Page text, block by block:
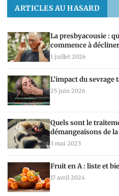
ARTICLES AU HASARD
La presbyacousie :
commence à décliner
1 juillet 2026
L’impact du sevrage
25 juin 2026
Quels sont le
démangeaisons de
3 mai 2023
Fruit en A : liste et
17 avril 2024